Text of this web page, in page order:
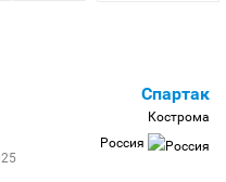
Спартак
Кострома
Россия